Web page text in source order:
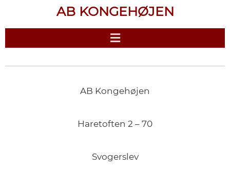
AB KONGEHØJEN
AB Kongehøjen
Haretoften 2 – 70
Svogerslev